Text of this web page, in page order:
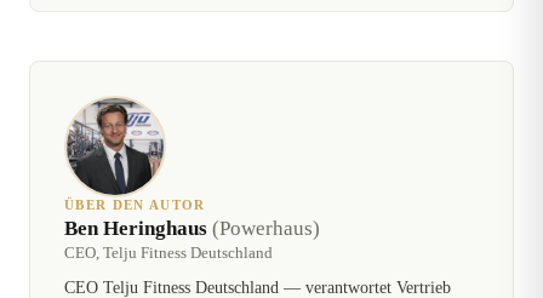
ÜBER DEN AUTOR
Ben Heringhaus (Powerhaus)
CEO, Telju Fitness Deutschland
CEO Telju Fitness Deutschland — verantwortet Vertrieb